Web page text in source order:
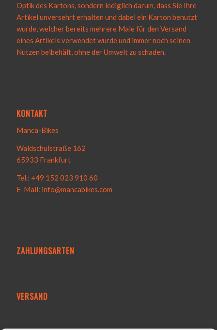
Optik des Kartons, sondern lediglich darum, dass Sie Ihre
Artikel unversehrt erhalten und dabei ein Karton benutzt
wurde, welcher bereits mehrere Male für den Versand
eines Artikels verwendet wurde und immer noch seinen
Nutzen beibehält, ohne der Umwelt zu schaden.
KONTAKT
Manca-Bikes
Waldschulstraße 162
65933 Frankfurt
Tel.: +49 152 023 910 60
E-Mail: info@mancabikes.com
ZAHLUNGSARTEN
VERSAND